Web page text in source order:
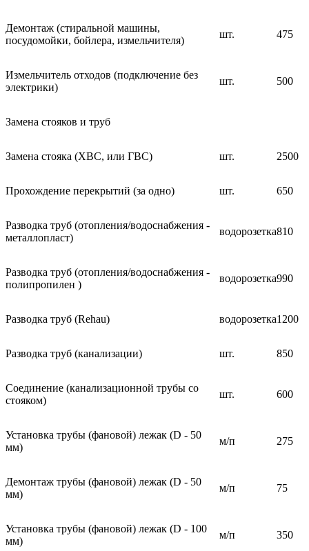
Демонтаж (стиральной машины,
посудомойки, бойлера, измельчителя)
шт. 475
Измельчитель отходов (подключение без
электрики)
шт. 500
Замена стояков и труб
Замена стояка (ХВС, или ГВС) шт. 2500
Прохождение перекрытий (за одно) шт. 650
Разводка труб (отопления/водоснабжения -
металлопласт)
водорозетка810
Разводка труб (отопления/водоснабжения -
полипропилен )
водорозетка990
Разводка труб (Rehau) водорозетка1200
Разводка труб (канализации) шт. 850
Соединение (канализационной трубы со
стояком)
шт. 600
Установка трубы (фановой) лежак (D - 50
мм)
м/п 275
Демонтаж трубы (фановой) лежак (D - 50
мм)
м/п 75
Установка трубы (фановой) лежак (D - 100
мм)
м/п 350